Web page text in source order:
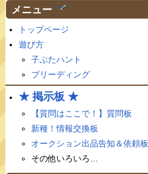
メニュー †
トップページ
遊び方
子ぶたハント
ブリーディング
★ 掲示板 ★
【質問はここで！】質問板
新種！情報交換板
オークション出品告知＆依頼板
その他いろいろ…